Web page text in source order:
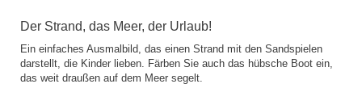
Der Strand, das Meer, der Urlaub!
Ein einfaches Ausmalbild, das einen Strand mit den Sandspielen
darstellt, die Kinder lieben. Färben Sie auch das hübsche Boot ein,
das weit draußen auf dem Meer segelt.